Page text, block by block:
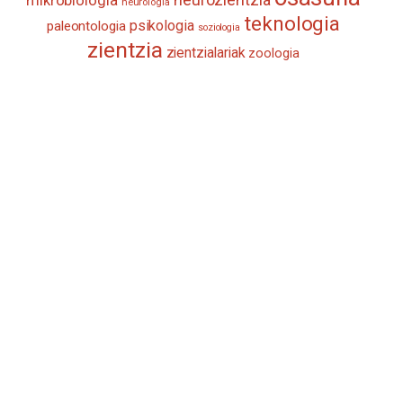
paleontologia psikologia soziologia teknologia
zientzia zientzialariak zoologia